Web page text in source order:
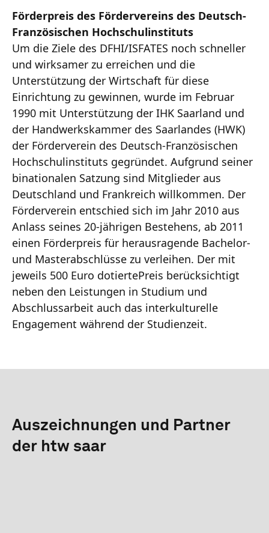
Förderpreis des Fördervereins des Deutsch-
Französischen Hochschulinstituts
Um die Ziele des DFHI/ISFATES noch schneller
und wirksamer zu erreichen und die
Unterstützung der Wirtschaft für diese
Einrichtung zu gewinnen, wurde im Februar
1990 mit Unterstützung der IHK Saarland und
der Handwerkskammer des Saarlandes (HWK)
der Förderverein des Deutsch-Französischen
Hochschulinstituts gegründet. Aufgrund seiner
binationalen Satzung sind Mitglieder aus
Deutschland und Frankreich willkommen. Der
Förderverein entschied sich im Jahr 2010 aus
Anlass seines 20-jährigen Bestehens, ab 2011
einen Förderpreis für herausragende Bachelor-
und Masterabschlüsse zu verleihen. Der mit
jeweils 500 Euro dotiertePreis berücksichtigt
neben den Leistungen in Studium und
Abschlussarbeit auch das interkulturelle
Engagement während der Studienzeit.
Auszeichnungen und Partner
der htw saar